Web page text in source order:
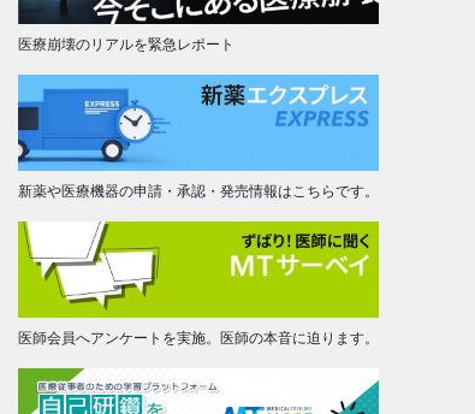
医療崩壊のリアルを緊急レポート
新薬や医療機器の申請・承認・発売情報はこちらです。
医師会員へアンケートを実施。医師の本音に迫ります。